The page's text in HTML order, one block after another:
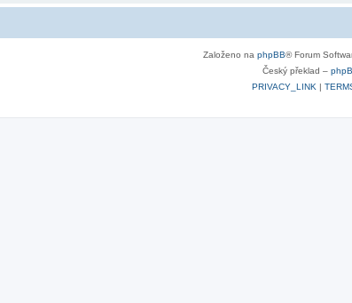
Založeno na phpBB® Forum
Český překlad –
PRIVACY_LINK |